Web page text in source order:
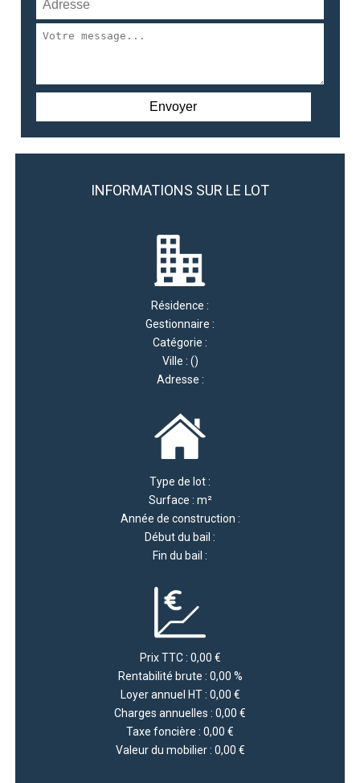
INFORMATIONS SUR LE LOT
Résidence :
Gestionnaire :
Catégorie :
Ville : ()
Adresse :
Type de lot :
Surface : m²
Année de construction :
Début du bail :
Fin du bail :
Prix TTC : 0,00 €
Rentabilité brute : 0,00 %
Loyer annuel HT : 0,00 €
Charges annuelles : 0,00 €
Taxe foncière : 0,00 €
Valeur du mobilier : 0,00 €